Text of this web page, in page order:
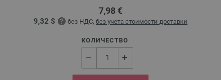
7,98 €
9,32 $ без НДС, без учета стоимости доставки
КОЛИЧЕСТВО